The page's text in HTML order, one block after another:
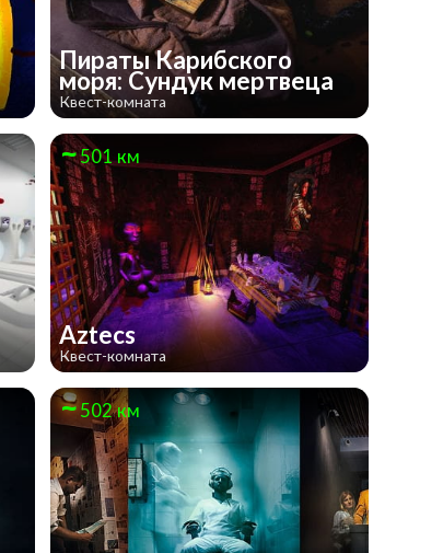
Пираты Карибского
моря: Сундук мертвеца
Квест-комната
501 км
Aztecs
Квест-комната
502 км